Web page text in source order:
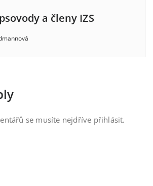
a členy IZS
se musíte nejdříve přihlásit.